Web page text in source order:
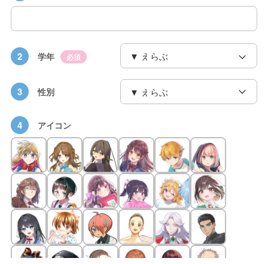
2 学年 必須
3 性別
4 アイコン